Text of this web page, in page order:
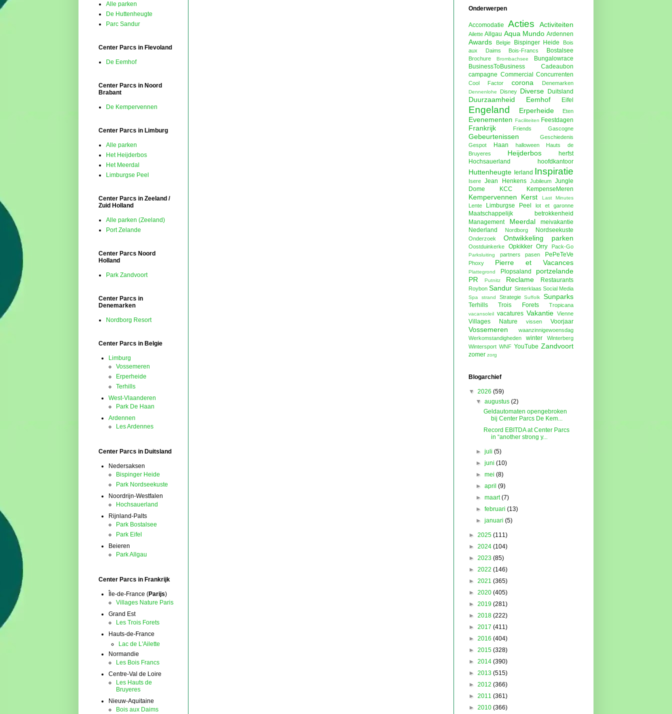
Alle parken
De Huttenheugte
Parc Sandur
Center Parcs in Flevoland
De Eemhof
Center Parcs in Noord
Brabant
De Kempervennen
Center Parcs in Limburg
Alle parken
Het Heijderbos
Het Meerdal
Limburgse Peel
Center Parcs in Zeeland /
Zuid Holland
Alle parken (Zeeland)
Port Zelande
Center Parcs Noord
Holland
Park Zandvoort
Center Parcs in
Denemarken
Nordborg Resort
Center Parcs in Belgie
Limburg
Vossemeren
Erperheide
Terhills
West-Vlaanderen
Park De Haan
Ardennen
Les Ardennes
Center Parcs in Duitsland
Nedersaksen
Bispinger Heide
Park Nordseekuste
Noordrijn-Westfalen
Hochsauerland
Rijnland-Palts
Park Bostalsee
Park Eifel
Beieren
Park Allgau
Center Parcs in Frankrijk
Île-de-France (Parijs)
Villages Nature Paris
Grand Est
Les Trois Forets
Hauts-de-France
Lac de L'Ailette
Normandie
Les Bois Francs
Centre-Val de Loire
Les Hauts de
Bruyeres
Nieuw-Aquitaine
Bois aux Daims
Onderwerpen
Accomodatie Acties Activiteiten
Ailette Allgau Aqua Mundo Ardennen
Awards Belgie Bispinger Heide
Bois
aux Daims
Bois-Francs Bostalsee
Brochure Brombachsee
Bungalowrace
BusinessToBusiness
Cadeaubon
campagne Commercial Concurrenten
Cool Factor corona Denemarken
Dennenlohe Disney Diverse Duitsland
Duurzaamheid Eemhof Eifel
Engeland Erperheide Eten
Evenementen Faciliteiten Feestdagen
Frankrijk Friends Gascogne
Gebeurtenissen
Geschiedenis
Gespot
Haan halloween
Hauts de
Bruyeres
Heijderbos
herfst
Hochsauerland
hoofdkantoor
Huttenheugte Ierland Inspiratie
Isere Jean Henkens Jubileum
Jungle
Dome
KCC KempenseMeren
Kempervennen Kerst Last Minutes
Lente Limburgse Peel lot et garonne
Maatschappelijk betrokkenheid
Management
Meerdal
meivakantie
Nederland
Nordborg Nordseekuste
Onderzoek Ontwikkeling parken
Oostduinkerke Opkikker Orry Pack-Go
Parksluiting partners pasen PePeTeVe
Phoxy Pierre et Vacances
Plattegrond Plopsaland
portzelande
PR
Putnitz Reclame Restaurants
Roybon Sandur Sinterklaas Social Media
Spa strand Strategie Suffolk Sunparks
Terhills Trois Forets Tropicana
vacansoleil vacatures Vakantie Vienne
Villages Nature vissen Voorjaar
Vossemeren
waanzinnigewoensdag
Werkomstandigheden
winter
Winterberg
Wintersport WNF YouTube Zandvoort
zomer zorg
Blogarchief
▼ 2026 (59)
▼augustus(2)
Geldautomaten opengebroken
bij Center Parcs De Kem...
Record EBITDA at Center Parcs
in “another strong y...
►juli(5)
►juni(10)
►mei(8)
►april(9)
►maart(7)
►februari(13)
►januari(5)
► 2025 (111)
► 2024 (104)
► 2023 (85)
► 2022 (146)
► 2021 (365)
► 2020 (405)
► 2019 (281)
► 2018 (222)
► 2017 (411)
► 2016 (404)
► 2015 (328)
► 2014 (390)
► 2013 (515)
► 2012 (366)
► 2011 (361)
► 2010 (366)